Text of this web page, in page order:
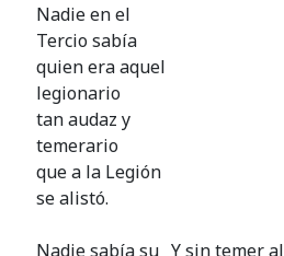
Nadie en el
Tercio sabía
quien era aquel
legionario
tan audaz y
temerario
que a la Legión
se alistó.
Nadie sabía su Y sin temer al